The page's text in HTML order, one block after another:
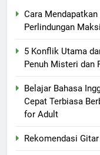
Cara
Perlindungan
5 Konflik Utama
Penuh Misteri dan
Belajar Bahasa
Cepat Terbiasa
for Adult
Rekomendasi